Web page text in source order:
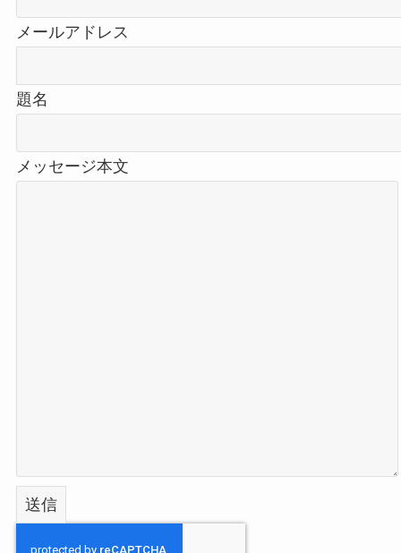
メールアドレス
題名
メッセージ本文